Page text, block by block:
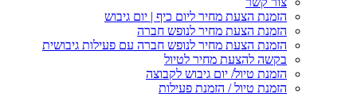
הזמנת הצעת מחיר ליום כיף | יום גיבוש
הזמנת הצעת מחיר לנופש חברה
הזמנת הצעת מחיר לנופש חברה עם פעילות גיבושית
בקשה להצעת מחיר לטיול
הזמנת טיול/ יום גיבוש לקבוצה
הזמנת טיול / הזמנת פעילות